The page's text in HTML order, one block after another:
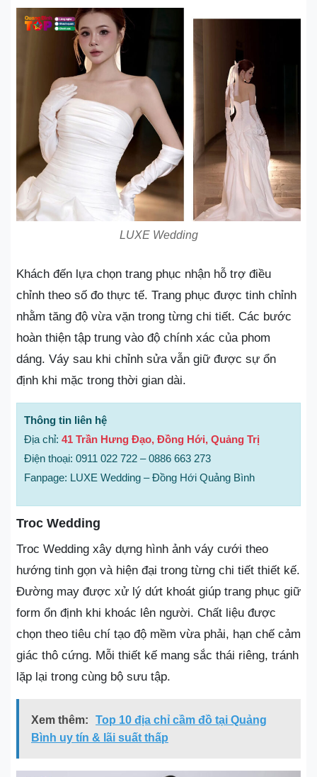
LUXE Wedding
Khách đến lựa chọn trang phục nhận hỗ trợ điều
chỉnh theo số đo thực tế. Trang phục được tinh chỉnh
nhằm tăng độ vừa vặn trong từng chi tiết. Các bước
hoàn thiện tập trung vào độ chính xác của phom
dáng. Váy sau khi chỉnh sửa vẫn giữ được sự ổn
định khi mặc trong thời gian dài.
Thông tin liên hệ
Địa chỉ: 41 Trần Hưng Đạo, Đồng Hới, Quảng Trị
Điện thoại: 0911 022 722 – 0886 663 273
Fanpage: LUXE Wedding – Đồng Hới Quảng Bình
Troc Wedding
Troc Wedding xây dựng hình ảnh váy cưới theo
hướng tinh gọn và hiện đại trong từng chi tiết thiết kế.
Đường may được xử lý dứt khoát giúp trang phục giữ
form ổn định khi khoác lên người. Chất liệu được
chọn theo tiêu chí tạo độ mềm vừa phải, hạn chế cảm
giác thô cứng. Mỗi thiết kế mang sắc thái riêng, tránh
lặp lại trong cùng bộ sưu tập.
Xem thêm:
Top 10 địa chỉ cầm đồ tại Quảng
Bình uy tín & lãi suất thấp